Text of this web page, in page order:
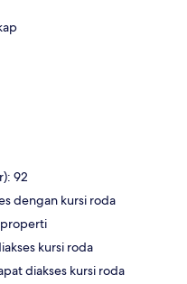
92
dengan kursi roda
kursi roda
diakses kursi roda